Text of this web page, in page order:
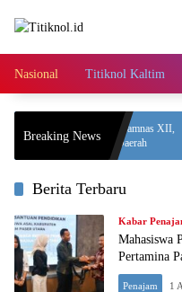
Nasional Titiknol Kaltim
Breaking News
Pramuka ke Jamnas XII,
Jaga Nama Baik Daerah
Berita Terbaru
Kabar
Mahasiswa
Pertamina
Penajam 1